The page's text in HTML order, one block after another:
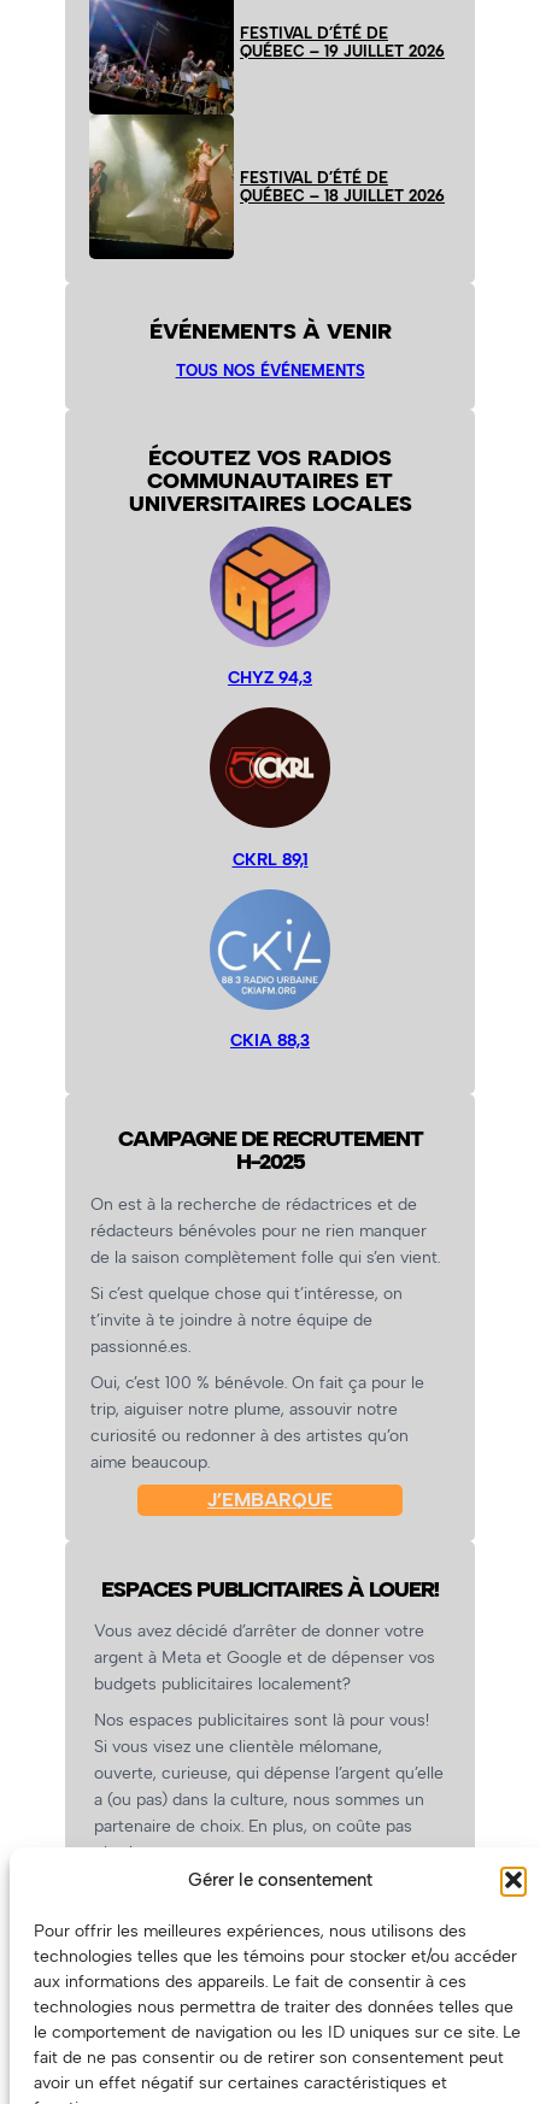
Gérer le consentement
Pour offrir les meilleures expériences, nous utilisons des
technologies telles que les témoins pour stocker et/ou accéder
aux informations des appareils. Le fait de consentir à ces
technologies nous permettra de traiter des données telles que
le comportement de navigation ou les ID uniques sur ce site. Le
fait de ne pas consentir ou de retirer son consentement peut
avoir un effet négatif sur certaines caractéristiques et
FESTIVAL D’ÉTÉ DE
QUÉBEC – 19 JUILLET 2026
FESTIVAL D’ÉTÉ DE
QUÉBEC – 18 JUILLET 2026
ÉVÉNEMENTS À VENIR
TOUS NOS ÉVÉNEMENTS
ÉCOUTEZ VOS RADIOS
COMMUNAUTAIRES ET
UNIVERSITAIRES LOCALES
CHYZ 94,3
CKRL 89,1
CKIA 88,3
CAMPAGNE DE RECRUTEMENT
H-2025
On est à la recherche de rédactrices et de
rédacteurs bénévoles pour ne rien manquer
de la saison complètement folle qui s’en vient.
Si c’est quelque chose qui t’intéresse, on
t’invite à te joindre à notre équipe de
passionné.es.
Oui, c’est 100 % bénévole. On fait ça pour le
trip, aiguiser notre plume, assouvir notre
curiosité ou redonner à des artistes qu’on
aime beaucoup.
J’EMBARQUE
ESPACES PUBLICITAIRES À LOUER!
Vous avez décidé d’arrêter de donner votre
argent à Meta et Google et de dépenser vos
budgets publicitaires localement?
Nos espaces publicitaires sont là pour vous!
Si vous visez une clientèle mélomane,
ouverte, curieuse, qui dépense l’argent qu’elle
a (ou pas) dans la culture, nous sommes un
partenaire de choix. En plus, on coûte pas
cher!
On prépare une grille tarifaire intéressante et
(Oui, on va avoir des tarifs spéciaux pour
vous, les artistes!)